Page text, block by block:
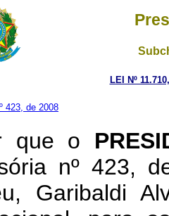
LEI Nº
423, de 2008
que o
nº 423,
Garibaldi